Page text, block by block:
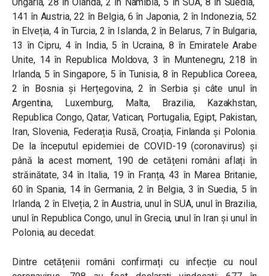
Ungaria, 28 în Olanda, 2 în Namibia, 5 în SUA, 8 în Suedia,
141 în Austria, 22 în Belgia, 6 în Japonia, 2 în Indonezia, 52
în Elveția, 4 în Turcia, 2 în Islanda, 2 în Belarus, 7 în Bulgaria,
13 în Cipru, 4 în India, 5 în Ucraina, 8 în Emiratele Arabe
Unite, 14 în Republica Moldova, 3 în Muntenegru, 218 în
Irlanda, 5 în Singapore, 5 în Tunisia, 8 în Republica Coreea,
2 în Bosnia și Herțegovina, 2 în Serbia și câte unul în
Argentina, Luxemburg, Malta, Brazilia, Kazakhstan,
Republica Congo, Qatar, Vatican, Portugalia, Egipt, Pakistan,
Iran, Slovenia, Federația Rusă, Croația, Finlanda și Polonia.
De la începutul epidemiei de COVID-19 (coronavirus) și
până la acest moment, 190 de cetățeni români aflați în
străinătate, 34 în Italia, 19 în Franța, 43 în Marea Britanie,
60 în Spania, 14 în Germania, 2 în Belgia, 3 în Suedia, 5 în
Irlanda, 2 în Elveția, 2 în Austria, unul în SUA, unul în Brazilia,
unul în Republica Congo, unul în Grecia, unul în Iran și unul în
Polonia, au decedat.
Dintre cetățenii români confirmați cu infecție cu noul